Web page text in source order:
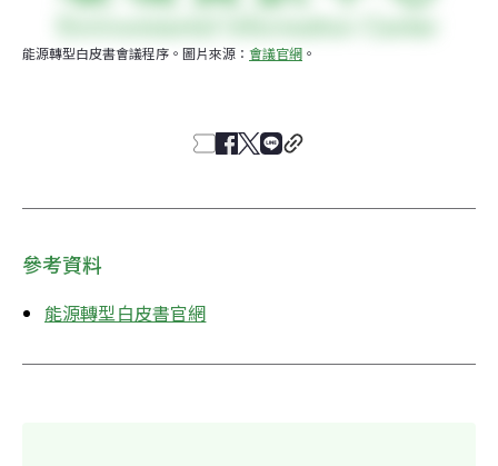
能源轉型白皮書會議程序。圖片來源： 會議官網 。
參考資料
能源轉型白皮書官網